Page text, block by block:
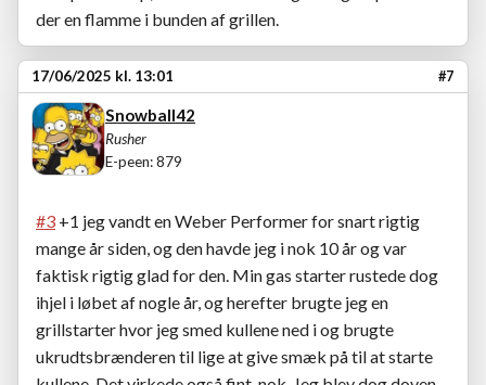
der en flamme i bunden af grillen.
17/06/2025 kl. 13:01 #7
Snowball42
Rusher
E-peen: 879
#3 +1 jeg vandt en Weber Performer for snart rigtig
mange år siden, og den havde jeg i nok 10 år og var
faktisk rigtig glad for den. Min gas starter rustede dog
ihjel i løbet af nogle år, og herefter brugte jeg en
grillstarter hvor jeg smed kullene ned i og brugte
ukrudtsbrænderen til lige at give smæk på til at starte